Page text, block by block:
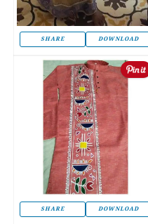
SHARE DOWNLOAD
SHARE DOWNLOAD